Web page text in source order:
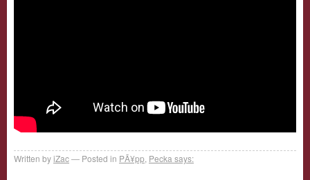
Written byiZac Posted in PÃ¥pp Pecka says: